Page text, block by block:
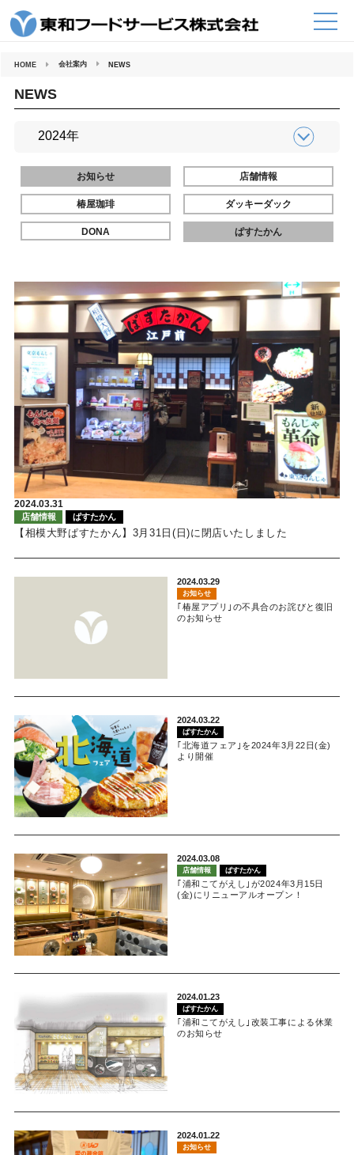
HOME 会社案内 NEWS
NEWS
お知らせ 店舗情報
椿屋珈琲 ダッキーダック
DONA ぱすたかん
2024.03.31
店舗情報 ぱすたかん
【相模大野ぱすたかん】3月31日(日)に閉店いたしました
2024.03.29
お知らせ
｢椿屋アプリ｣の不具合のお詫びと復旧
のお知らせ
2024.03.22
ぱすたかん
｢北海道フェア｣を2024年3月22日(金)
より開催
2024.03.08
店舗情報 ぱすたかん
｢浦和こてがえし｣が2024年3月15日
(金)にリニューアルオープン！
2024.01.23
ぱすたかん
｢浦和こてがえし｣改装工事による休業
のお知らせ
2024.01.22
お知らせ